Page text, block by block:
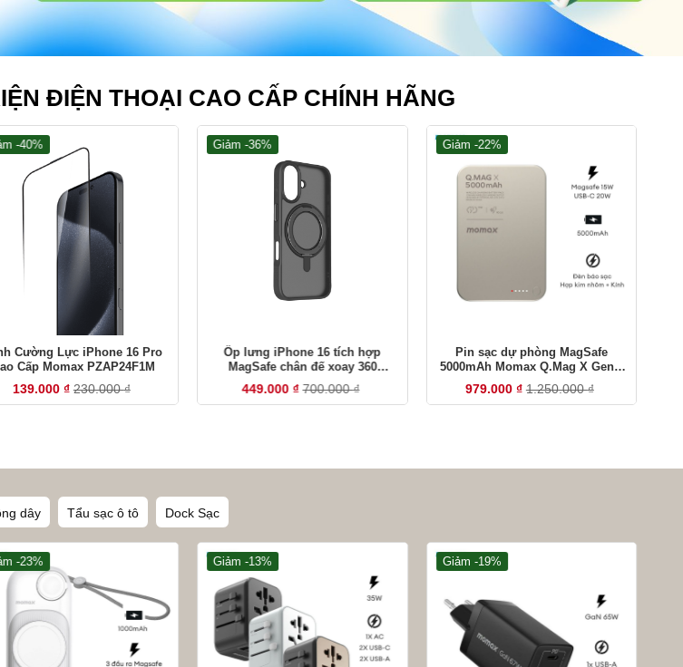
ĐIỆN THOẠI CAO CẤP CHÍNH HÃNG
-40%
Cường Lực iPhone 16 Pro
Cấp Momax PZAP24F1M
139.000 ₫ 230.000₫
Giảm -36%
Ốp lưng iPhone 16 tích hợp
MagSafe chân đế xoay 360
Momax MRAP24S
449.000 ₫ 700.000₫
Giảm -22%
Pin sạc dự phòng MagSafe
5000mAh Momax Q.Mag X Gen 2
IP116A
979.000 ₫ 1.250.000₫
dây Tẩu sạc ô tô Dock Sạc
-23% Giảm -13% Giảm -19%